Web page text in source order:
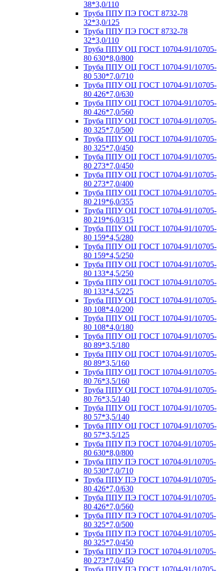
38*3,0/110
Труба ППУ ПЭ ГОСТ 8732-78
32*3,0/125
Труба ППУ ПЭ ГОСТ 8732-78
32*3,0/110
Труба ППУ ОЦ ГОСТ 10704-91/10705-
80 630*8,0/800
Труба ППУ ОЦ ГОСТ 10704-91/10705-
80 530*7,0/710
Труба ППУ ОЦ ГОСТ 10704-91/10705-
80 426*7,0/630
Труба ППУ ОЦ ГОСТ 10704-91/10705-
80 426*7,0/560
Труба ППУ ОЦ ГОСТ 10704-91/10705-
80 325*7,0/500
Труба ППУ ОЦ ГОСТ 10704-91/10705-
80 325*7,0/450
Труба ППУ ОЦ ГОСТ 10704-91/10705-
80 273*7,0/450
Труба ППУ ОЦ ГОСТ 10704-91/10705-
80 273*7,0/400
Труба ППУ ОЦ ГОСТ 10704-91/10705-
80 219*6,0/355
Труба ППУ ОЦ ГОСТ 10704-91/10705-
80 219*6,0/315
Труба ППУ ОЦ ГОСТ 10704-91/10705-
80 159*4,5/280
Труба ППУ ОЦ ГОСТ 10704-91/10705-
80 159*4,5/250
Труба ППУ ОЦ ГОСТ 10704-91/10705-
80 133*4,5/250
Труба ППУ ОЦ ГОСТ 10704-91/10705-
80 133*4,5/225
Труба ППУ ОЦ ГОСТ 10704-91/10705-
80 108*4,0/200
Труба ППУ ОЦ ГОСТ 10704-91/10705-
80 108*4,0/180
Труба ППУ ОЦ ГОСТ 10704-91/10705-
80 89*3,5/180
Труба ППУ ОЦ ГОСТ 10704-91/10705-
80 89*3,5/160
Труба ППУ ОЦ ГОСТ 10704-91/10705-
80 76*3,5/160
Труба ППУ ОЦ ГОСТ 10704-91/10705-
80 76*3,5/140
Труба ППУ ОЦ ГОСТ 10704-91/10705-
80 57*3,5/140
Труба ППУ ОЦ ГОСТ 10704-91/10705-
80 57*3,5/125
Труба ППУ ПЭ ГОСТ 10704-91/10705-
80 630*8,0/800
Труба ППУ ПЭ ГОСТ 10704-91/10705-
80 530*7,0/710
Труба ППУ ПЭ ГОСТ 10704-91/10705-
80 426*7,0/630
Труба ППУ ПЭ ГОСТ 10704-91/10705-
80 426*7,0/560
Труба ППУ ПЭ ГОСТ 10704-91/10705-
80 325*7,0/500
Труба ППУ ПЭ ГОСТ 10704-91/10705-
80 325*7,0/450
Труба ППУ ПЭ ГОСТ 10704-91/10705-
80 273*7,0/450
Труба ППУ ПЭ ГОСТ 10704-91/10705-